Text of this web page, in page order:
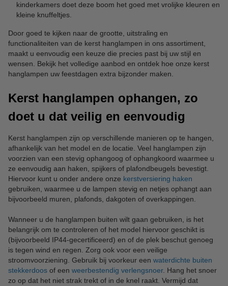
kinderkamers doet deze boom het goed met vrolijke kleuren en
kleine knuffeltjes.
Door goed te kijken naar de grootte, uitstraling en
functionaliteiten van de kerst hanglampen in ons assortiment,
maakt u eenvoudig een keuze die precies past bij uw stijl en
wensen. Bekijk het volledige aanbod en ontdek hoe onze kerst
hanglampen uw feestdagen extra bijzonder maken.
Kerst hanglampen ophangen, zo
doet u dat veilig en eenvoudig
Kerst hanglampen zijn op verschillende manieren op te hangen,
afhankelijk van het model en de locatie. Veel hanglampen zijn
voorzien van een stevig ophangoog of ophangkoord waarmee u
ze eenvoudig aan haken, spijkers of plafondbeugels bevestigt.
Hiervoor kunt u onder andere onze kerstversiering haken
gebruiken, waarmee u de lampen stevig en netjes ophangt aan
bijvoorbeeld muren, plafonds, dakgoten of overkappingen.
Wanneer u de hanglampen buiten wilt gaan gebruiken, is het
belangrijk om te controleren of het model hiervoor geschikt is
(bijvoorbeeld IP44-gecertificeerd) en of de plek beschut genoeg
is tegen wind en regen. Zorg ook voor een veilige
stroomvoorziening. Gebruik bij voorkeur een waterdichte buiten
stekkerdoos of een weerbestendig verlengsnoer. Hang het snoer
zo op dat het niet strak trekt of in de knel raakt. Vermijd dat